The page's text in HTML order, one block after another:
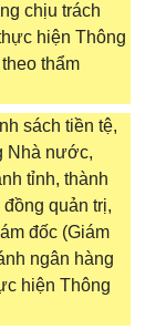
chịu trách
hiện Thông
thẩm
sách tiền tệ,
Nhà nước,
tỉnh, thành
quản trị,
đốc (Giám
ngân hàng
hiện Thông